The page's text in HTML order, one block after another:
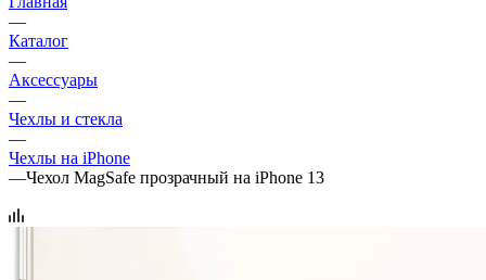
—
Каталог
—
Аксессуары
—
Чехлы и стекла
—
Чехлы на iPhone
—Чехол MagSafe прозрачный на iPhone 13